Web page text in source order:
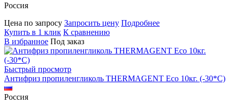
Россия
Цена по запросу Запросить цену Подробнее
Купить в 1 клик К сравнению
В избранное Под заказ
Быстрый просмотр
Антифриз пропиленгликоль THERMAGENT Eco 10кг. (-30*С)
Россия